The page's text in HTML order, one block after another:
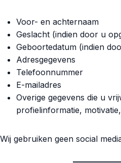
Voor- en achternaam
Geslacht (indien door u
Geboortedatum (indien
Adresgegevens
Telefoonnummer
E-mailadres
Overige gegevens die u
profielinformatie,
Wij gebruiken geen social